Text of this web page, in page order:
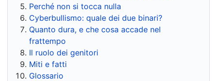
Perché non si tocca nulla
Cyberbullismo: quale dei due binari?
Quanto dura, e che cosa accade nel
frattempo
Il ruolo dei genitori
Miti e fatti
Glossario